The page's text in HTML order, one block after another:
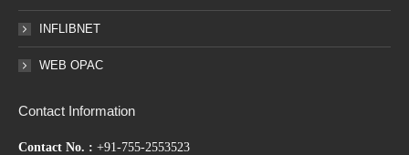
INFLIBNET
WEB OPAC
Contact Information
Contact No. : +91-755-2553523